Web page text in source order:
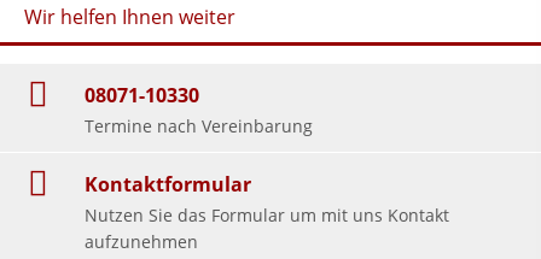
Wir helfen Ihnen weiter
08071-10330
Termine nach Vereinbarung
Kontaktformular
Nutzen Sie das Formular um mit uns Kontakt
aufzunehmen